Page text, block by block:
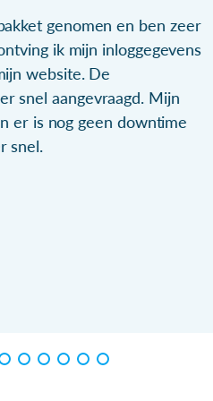
genomen en ben zeer
ik mijn inloggegevens
website. De
snel aangevraagd. Mijn
er is nog geen downtime
snel.